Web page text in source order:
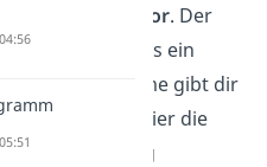
PNP Transistor. Der
ist ebenfalls ein
Der Name gibt dir
Hinweis, dass hier die
der Dotierung